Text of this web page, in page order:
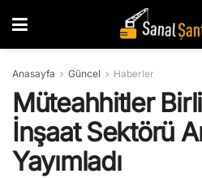
Anasayfa Güncel Haberler
Müteahhitler
İnşaat Sektörü
Yayımladı